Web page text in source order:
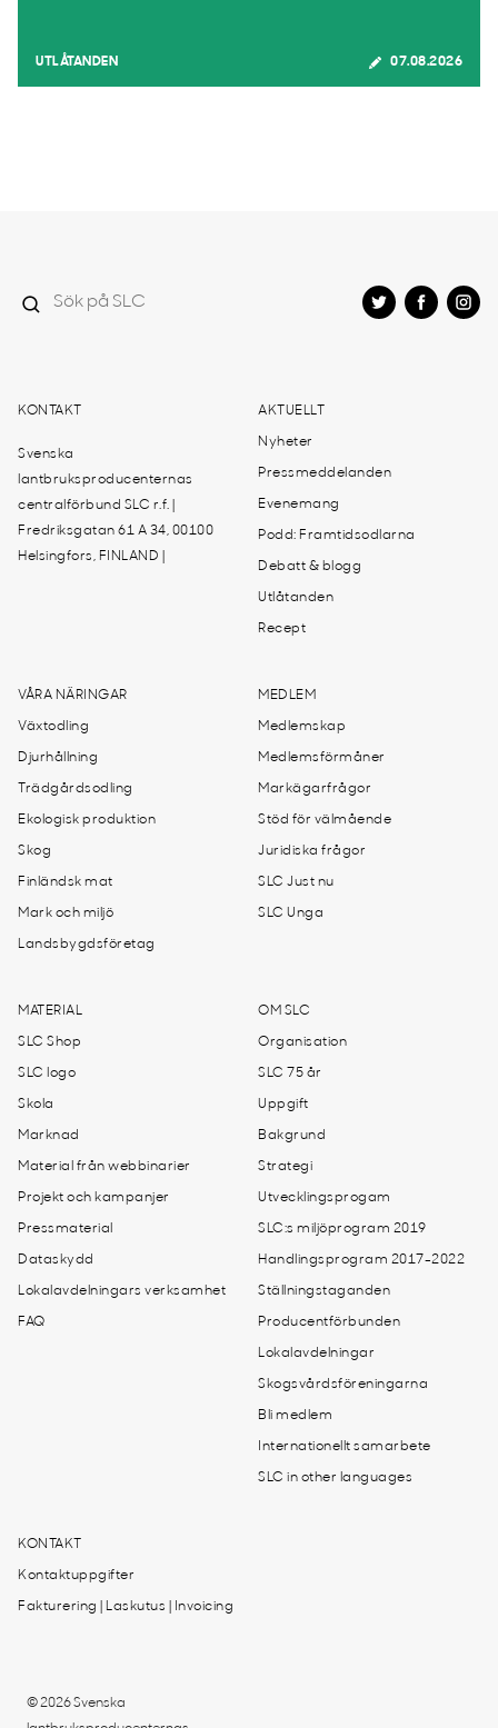
UTLÅTANDEN 07.08.2026
KONTAKT
Svenska
lantbruksproducenternas
centralförbund SLC r.f. |
Fredriksgatan 61 A 34, 00100
Helsingfors, FINLAND |
AKTUELLT
Nyheter
Pressmeddelanden
Evenemang
Podd: Framtidsodlarna
Debatt & blogg
Utlåtanden
Recept
VÅRA NÄRINGAR
Växtodling
Djurhållning
Trädgårdsodling
Ekologisk produktion
Skog
Finländsk mat
Mark och miljö
Landsbygdsföretag
MEDLEM
Medlemskap
Medlemsförmåner
Markägarfrågor
Stöd för välmående
Juridiska frågor
SLC Just nu
SLC Unga
MATERIAL
SLC Shop
SLC logo
Skola
Marknad
Material från webbinarier
Projekt och kampanjer
Pressmaterial
Dataskydd
Lokalavdelningars verksamhet
FAQ
OM SLC
Organisation
SLC 75 år
Uppgift
Bakgrund
Strategi
Utvecklingsprogam
SLC:s miljöprogram 2019
Handlingsprogram 2017-2022
Ställningstaganden
Producentförbunden
Lokalavdelningar
Skogsvårdsföreningarna
Bli medlem
Internationellt samarbete
SLC in other languages
KONTAKT
Kontaktuppgifter
Fakturering | Laskutus | Invoicing
© 2026 Svenska